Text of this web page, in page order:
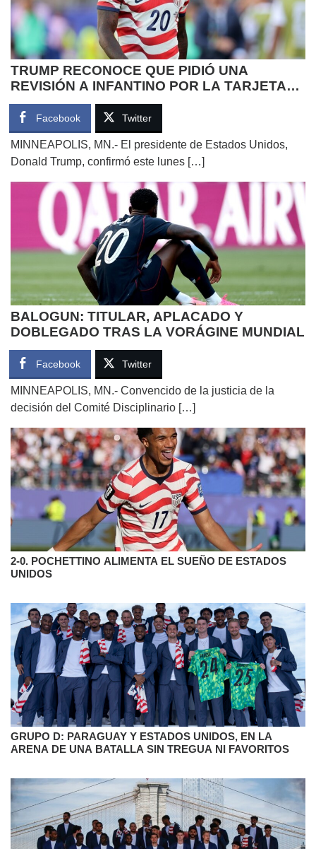
TRUMP RECONOCE QUE PIDIÓ UNA
REVISIÓN A INFANTINO POR LA TARJETA
ROJA A BALOGUN
Facebook Twitter
MINNEAPOLIS, MN.- El presidente de Estados Unidos,
Donald Trump, confirmó este lunes […]
BALOGUN: TITULAR, APLACADO Y
DOBLEGADO TRAS LA VORÁGINE MUNDIAL
Facebook Twitter
MINNEAPOLIS, MN.- Convencido de la justicia de la
decisión del Comité Disciplinario […]
2-0. POCHETTINO ALIMENTA EL SUEÑO DE ESTADOS
UNIDOS
GRUPO D: PARAGUAY Y ESTADOS UNIDOS, EN LA
ARENA DE UNA BATALLA SIN TREGUA NI FAVORITOS